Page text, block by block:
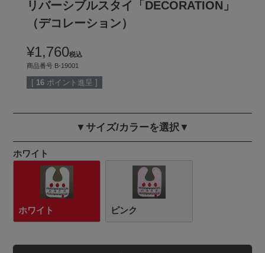
リバーシブルスタイ「DECORATION」
（デコレーション）
¥1,760税込
商品番号 B-19001
[ 16 ポイント進呈 ]
▼サイズ/カラーを選択▼
ホワイト
ホワイト ピンク